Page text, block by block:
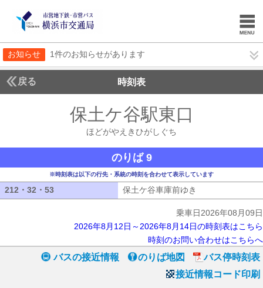
お知らせ 1件のお知らせがあります
戻る 時刻表
保土ケ谷駅東口
ほどがやえきひがしぐち
のりば 9
※時刻表は以下の行先・系統の時刻を合わせて表示しています
212・32・53 保土ケ谷車庫前ゆき
乗車日2026年08月09日
2026年8月12日～2026年8月14日の時刻表はこちら
時刻のお問い合わせはこちらへ
バスの接近情報 のりば地図
バス停時刻表
接近情報コード印刷